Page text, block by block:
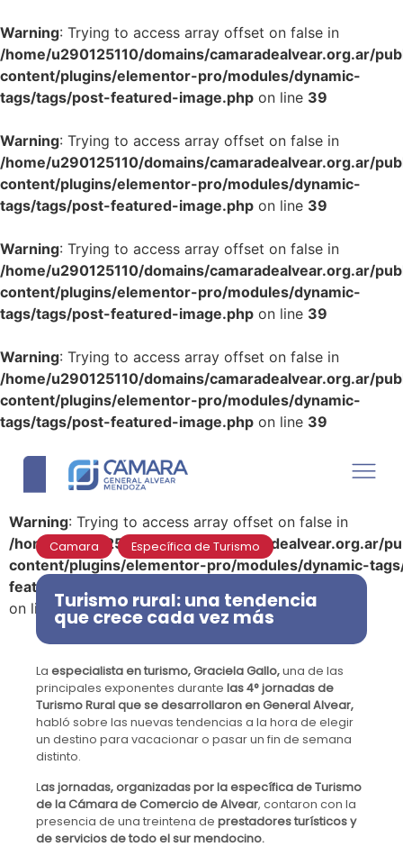
Warning: Trying to access array offset on false in
/home/u290125110/domains/camaradealvear.org.ar/
content/plugins/elementor-pro/modules/dynamic-
tags/tags/post-featured-image.php on line 39
Warning: Trying to access array offset on false in
/home/u290125110/domains/camaradealvear.org.ar/
content/plugins/elementor-pro/modules/dynamic-
tags/tags/post-featured-image.php on line 39
Warning: Trying to access array offset on false in
/home/u290125110/domains/camaradealvear.org.ar/
content/plugins/elementor-pro/modules/dynamic-
tags/tags/post-featured-image.php on line 39
Warning: Trying to access array offset on false in
/home/u290125110/domains/camaradealvear.org.ar/
content/plugins/elementor-pro/modules/dynamic-
tags/tags/post-featured-image.php on line 39
Warning: Trying to access array offset on false in
/home/u290125110/domains/camaradealvear.org.ar/
content/plugins/elementor-pro/modules/dynamic-
featured-image.php
on line
39
Camara , Específica de Turismo
Turismo rural: una tendencia
que crece cada vez más
La especialista en turismo, Graciela Gallo,una de las
principales exponentes durante las 4° jornadas de
Turismo Rural que se desarrollaron en General Alvear,
habló sobre las nuevas tendencias a la hora de elegir
un destino para vacacionar o pasar un fin de semana
distinto.
Las jornadas, organizadas por la específica de Turismo
de la Cámara de Comercio de Alvear, contaron con la
presencia de una treintena de prestadores turísticos y
de servicios de todo el sur mendocino.